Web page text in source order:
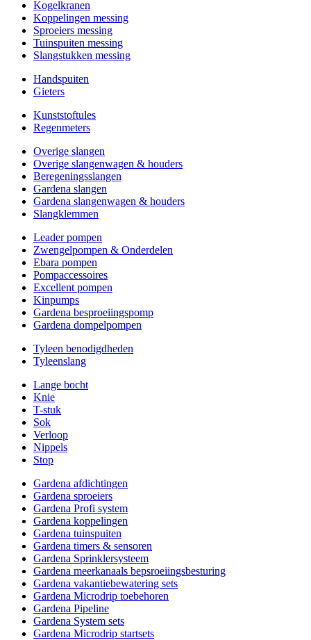
Kogelkranen
Koppelingen messing
Sproeiers messing
Tuinspuiten messing
Slangstukken messing
Handspuiten
Gieters
Kunststoftules
Regenmeters
Overige slangen
Overige slangenwagen & houders
Beregeningsslangen
Gardena slangen
Gardena slangenwagen & houders
Slangklemmen
Leader pompen
Zwengelpompen & Onderdelen
Ebara pompen
Pompaccessoires
Excellent pompen
Kinpumps
Gardena besproeiingspomp
Gardena dompelpompen
Tyleen benodigdheden
Tyleenslang
Lange bocht
Knie
T-stuk
Sok
Verloop
Nippels
Stop
Gardena afdichtingen
Gardena sproeiers
Gardena Profi system
Gardena koppelingen
Gardena tuinspuiten
Gardena timers & sensoren
Gardena Sprinklersysteem
Gardena meerkanaals bepsroeiingsbesturing
Gardena vakantiebewatering sets
Gardena Microdrip toebehoren
Gardena Pipeline
Gardena System sets
Gardena Microdrip startsets